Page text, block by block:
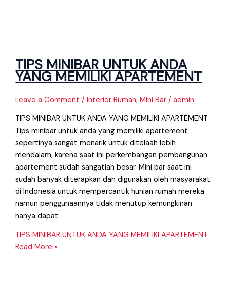
TIPS MINIBAR UNTUK ANDA
YANG MEMILIKI APARTEMENT
Leave a Comment /Interior Rumah,Mini Bar /admin
TIPS MINIBAR UNTUK ANDA YANG MEMILIKI APARTEMENT
Tips minibar untuk anda yang memiliki apartement
sepertinya sangat menarik untuk ditelaah lebih
mendalam, karena saat ini perkembangan pembangunan
apartement sudah sangatlah besar. Mini bar saat ini
sudah banyak diterapkan dan digunakan oleh masyarakat
di Indonesia untuk mempercantik hunian rumah mereka
namun penggunaannya tidak menutup kemungkinan
hanya dapat
TIPS MINIBAR UNTUK ANDA YANG MEMILIKI APARTEMENT
Read More »